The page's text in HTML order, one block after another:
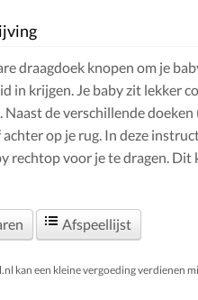
draagdoek knopen om je
in krijgen. Je baby zit lekker
de verschillende doeken
op je rug. In deze
rechtop voor je te dragen. Dit
Afspeellijst
kan een kleine vergoeding verdienen